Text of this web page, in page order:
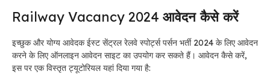
Railway Vacancy 2024 आवेदन कैसे करें
इच्छुक और योग्य आवेदक ईस्ट सेंट्रल रेलवे स्पोर्ट्स पर्सन भर्ती 2024 के लिए आवेदन
करने के लिए ऑनलाइन आवेदन साइट का उपयोग कर सकते हैं। आवेदन कैसे करें,
इस पर एक विस्तृत ट्यूटोरियल यहां दिया गया है: